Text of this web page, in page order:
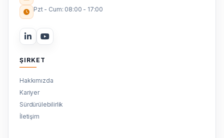
Pzt - Cum: 08:00 - 17:00
ŞIRKET
Hakkımızda
Kariyer
Sürdürülebilirlik
İletişim